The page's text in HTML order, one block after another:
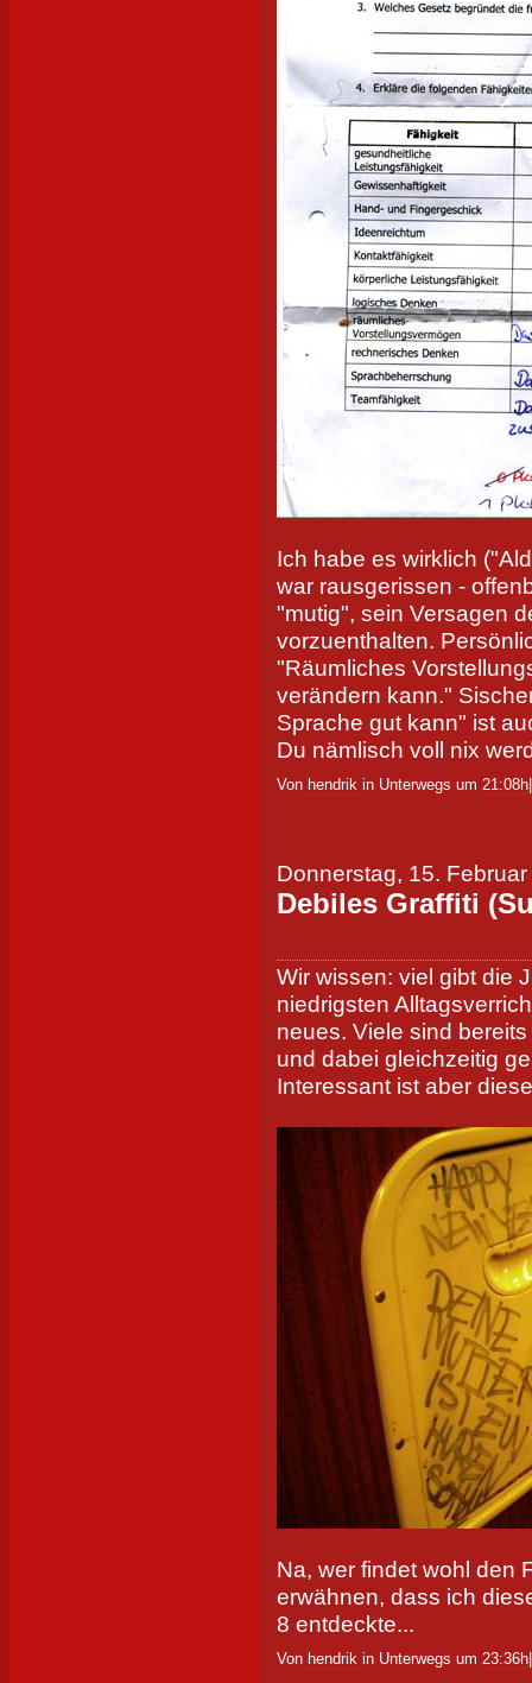
Ich habe es wirklich
war rausgerissen -
"mutig", sein Versagen
vorzuenthalten.
"Räumliches
verändern kann."
Sprache gut kann" ist
Du nämlisch voll nix
Von hendrik in Unterwegs um 21:08h
Donnerstag, 15.
Debiles Graffiti
Wir wissen: viel gibt die
niedrigsten
neues. Viele sind
und dabei gleichzeitig
Interessant ist aber
Na, wer findet wohl den
erwähnen, dass ich
8 entdeckte...
Von hendrik in Unterwegs um 23:36h